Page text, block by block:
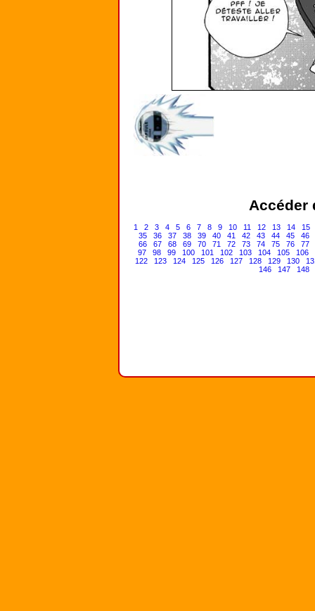
Accéder
1 2 3 4 5 6 7 8 9 10 11 12 13 14
15
35
36 37 38 39 40 41 42 43 44 45
46
66
67 68 69 70 71 72 73 74 75 76
77
97
98 99 100 101 102 103 104 105
106
122
123 124 125 126 127 128 129 130
146
147 148